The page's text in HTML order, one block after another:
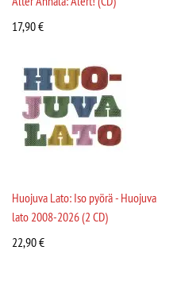
17,90€
Huojuva Lato: Iso pyörä - Huojuva
lato 2008-2026 (2 CD)
22,90€